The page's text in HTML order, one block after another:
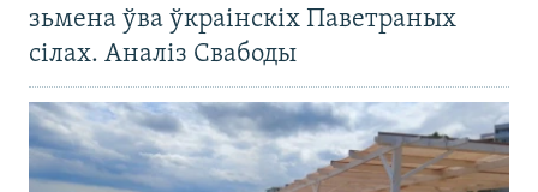
зьмена ўва ўкраінскіх Паветраных
сілах. Аналіз Свабоды